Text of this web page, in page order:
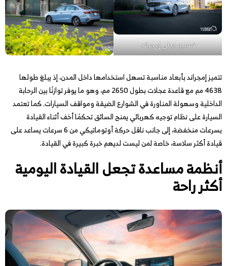
تصميم جيلي إمجراند
تتميز إمجراند بأبعاد مناسبة تسهل استخدامها داخل المدن، إذ يبلغ طولها
4638 مم مع قاعدة عجلات بطول 2650 مم، وهو ما يوفر توازنًا بين الرحابة
الداخلية وسهولة المناورة في الشوارع الضيقة ومواقف السيارات. كما تعتمد
السيارة على نظام توجيه كهربائي يمنح السائق تحكمًا أخف أثناء القيادة
بسرعات منخفضة، إلى جانب ناقل حركة أوتوماتيكي من 6 سرعات يساعد على
قيادة أكثر سلاسة، خاصة لمن ليست لديهم خبرة كبيرة في القيادة.
أنظمة مساعدة تجعل القيادة اليومية
أكثر راحة